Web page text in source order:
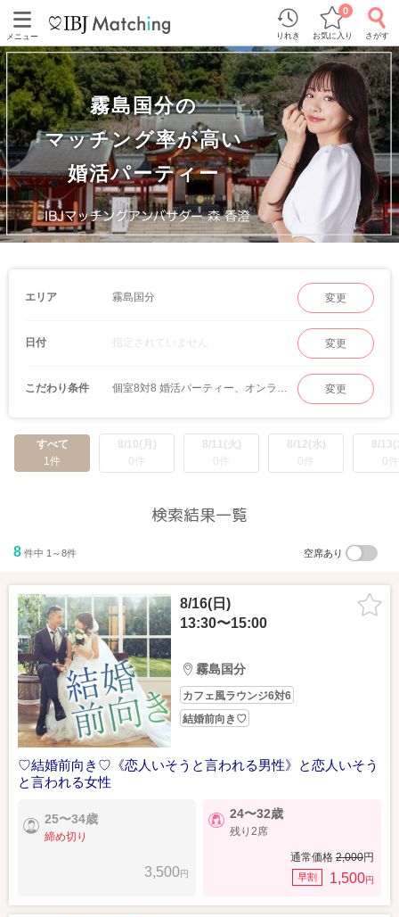
メニュー りれき お気に入り
0
さがす
霧島国分の
マッチング率が高い
婚活パーティー
エリア 霧島国分 変更
日付 指定されていません 変更
こだわり条件 変更
すべて
1件
8/10(月)
0件
8/11(火)
0件
8/12(水)
0件
8/13(
0件
検索結果一覧
8 件中 1～8件 空席あり
8/16(日)
13:30〜15:00
霧島国分
カフェ風ラウンジ6対6
結婚前向き♡
♡結婚前向き♡《恋人いそうと言われる男性》と恋人いそう
と言われる女性
25〜34歳
締め切り
3,500円
24〜32歳
残り2席
通常価格 2,000円
早割 1,500円